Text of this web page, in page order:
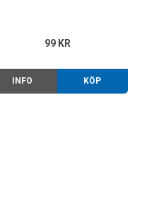
99 KR
INFO KÖP